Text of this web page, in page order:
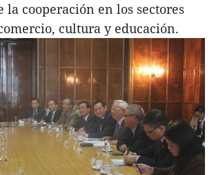
la cooperación en los sectores
cultura y educación.